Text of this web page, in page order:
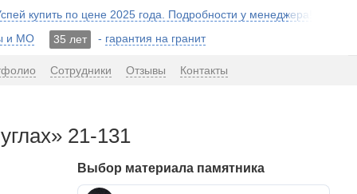
купить по цене 2025 года. Подробности у менеджера!
и МО
35 лет - гарантия на гранит
Сотрудники Отзывы Контакты
21-131
Выбор материала памятника